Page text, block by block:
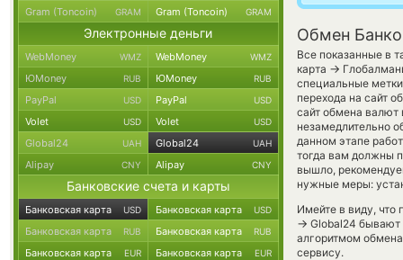
Обмен
Все показанные в
карта →
специальные
перехода на сайт
сайт обмена
незамедлительно
данном этапе
тогда вам должны
вышло,
нужные меры:
Имейте в виду, что
→ Global24 бывают
алгоритмом
сервису.
Gram (Toncoin) GRAM Gram (Toncoin) GRAM
Электронные деньги
WebMoney WMZ WebMoney WMZ
ЮMoney RUB ЮMoney RUB
PayPal USD PayPal USD
Volet USD Volet USD
Global24 UAH Global24 UAH
Alipay CNY Alipay CNY
Банковские счета и карты
Банковская карта USD Банковская карта USD
Банковская карта RUB Банковская карта RUB
Банковская карта EUR Банковская карта EUR